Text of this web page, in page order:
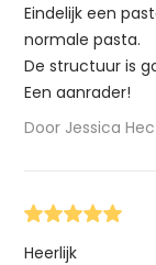
Eindelijk een
normale pasta.
De structuur is
Een aanrader!
Door Jessica
Heerlijk